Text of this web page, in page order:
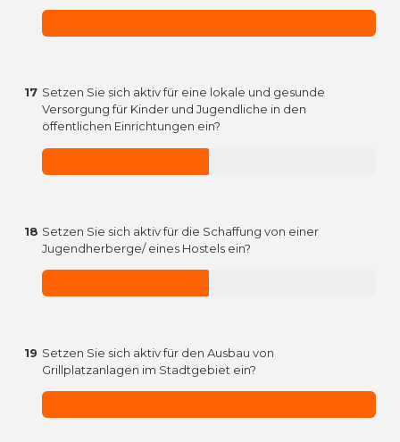
17 Setzen Sie sich aktiv für eine lokale und gesunde
Versorgung für Kinder und Jugendliche in den
öffentlichen Einrichtungen ein?
18 Setzen Sie sich aktiv für die Schaffung von einer
Jugendherberge/ eines Hostels ein?
19 Setzen Sie sich aktiv für den Ausbau von
Grillplatzanlagen im Stadtgebiet ein?